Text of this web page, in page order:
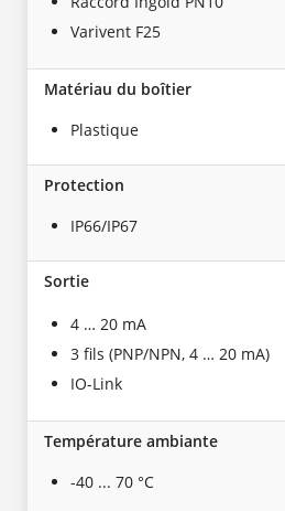
Varivent F25
Matériau du boîtier
Plastique
Protection
IP66/IP67
Sortie
4 … 20 mA
3 fils (PNP/NPN, 4 … 20 mA)
IO-Link
Température ambiante
-40 ... 70 °C